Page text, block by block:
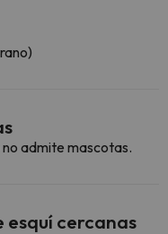
admite mascotas.
esquí cercanas